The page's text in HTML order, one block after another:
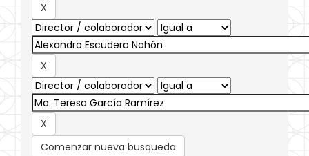
Comenzar nueva busqueda